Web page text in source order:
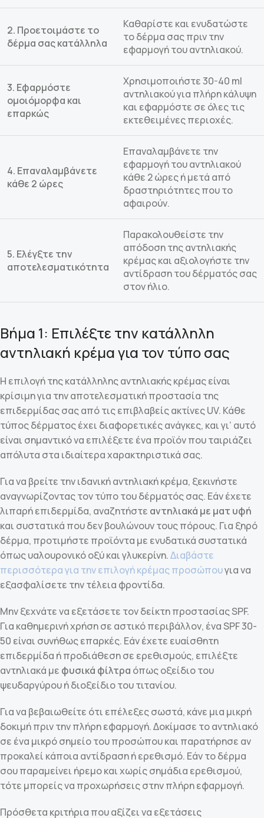
2. Προετοιμάστε το
δέρμα σας κατάλληλα
Καθαρίστε και ενυδατώστε
το δέρμα σας πριν την
εφαρμογή του αντηλιακού.
3. Εφαρμόστε
ομοιόμορφα και
επαρκώς
Χρησιμοποιήστε 30-40 ml
αντηλιακού για πλήρη κάλυψη
και εφαρμόστε σε όλες τις
εκτεθειμένες περιοχές.
4. Επαναλαμβάνετε
κάθε 2 ώρες
Επαναλαμβάνετε την
εφαρμογή του αντηλιακού
κάθε 2 ώρες ή μετά από
δραστηριότητες που το
αφαιρούν.
5. Ελέγξτε την
αποτελεσματικότητα
Παρακολουθείστε την
απόδοση της αντηλιακής
κρέμας και αξιολογήστε την
αντίδραση του δέρματός σας
στον ήλιο.
Βήμα 1: Επιλέξτε την κατάλληλη
αντηλιακή κρέμα για τον τύπο σας
Η επιλογή της κατάλληλης αντηλιακής κρέμας είναι
κρίσιμη για την αποτελεσματική προστασία της
επιδερμίδας σας από τις επιβλαβείς ακτίνες UV. Κάθε
τύπος δέρματος έχει διαφορετικές ανάγκες, και γι’ αυτό
είναι σημαντικό να επιλέξετε ένα προϊόν που ταιριάζει
απόλυτα στα ιδιαίτερα χαρακτηριστικά σας.
Για να βρείτε την ιδανική αντηλιακή κρέμα, ξεκινήστε
αναγνωρίζοντας τον τύπο του δέρματός σας. Εάν έχετε
λιπαρή επιδερμίδα, αναζητήστε αντηλιακά με ματ υφή
και συστατικά που δεν βουλώνουν τους πόρους. Για ξηρό
δέρμα, προτιμήστε προϊόντα με ενυδατικά συστατικά
όπως υαλουρονικό οξύ και γλυκερίνη.Διαβάστε
περισσότερα για την επιλογή κρέμας προσώπουγια να
εξασφαλίσετε την τέλεια φροντίδα.
Μην ξεχνάτε να εξετάσετε τον δείκτη προστασίας SPF.
Για καθημερινή χρήση σε αστικό περιβάλλον, ένα SPF 30-
50 είναι συνήθως επαρκές. Εάν έχετε ευαίσθητη
επιδερμίδα ή προδιάθεση σε ερεθισμούς, επιλέξτε
αντηλιακά με φυσικά φίλτρα όπως οξείδιο του
ψευδαργύρου ή διοξείδιο του τιτανίου.
Για να βεβαιωθείτε ότι επέλεξες σωστά, κάνε μια μικρή
δοκιμή πριν την πλήρη εφαρμογή. Δοκίμασε το αντηλιακό
σε ένα μικρό σημείο του προσώπου και παρατήρησε αν
προκαλεί κάποια αντίδραση ή ερεθισμό. Εάν το δέρμα
σου παραμείνει ήρεμο και χωρίς σημάδια ερεθισμού,
τότε μπορείς να προχωρήσεις στην πλήρη εφαρμογή.
Πρόσθετα κριτήρια που αξίζει να εξετάσεις